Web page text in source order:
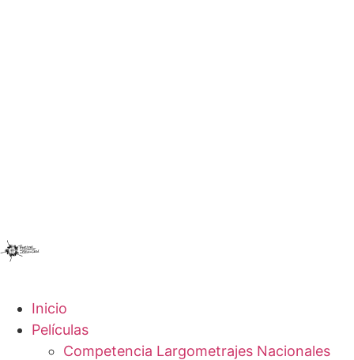
Inicio
Películas
Competencia Largometrajes Nacionales